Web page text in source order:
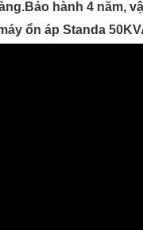
hành 4 năm,
ổn áp Standa